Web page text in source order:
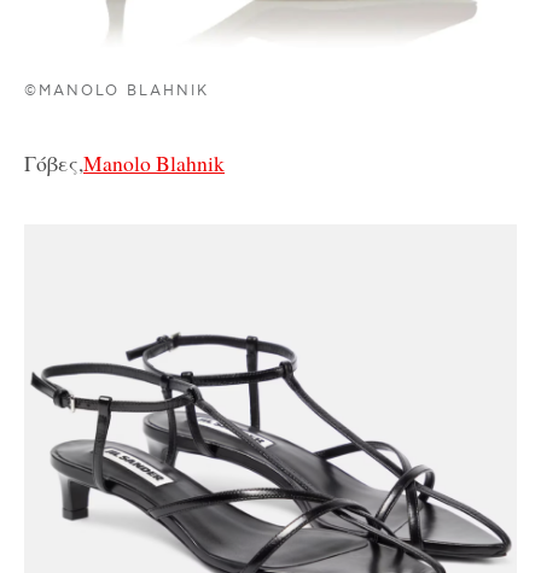
©MANOLO BLAHNIK
Γόβες,Manolo Blahnik